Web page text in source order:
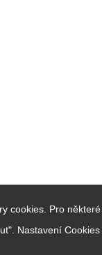
cookies. Pro
Nastavení